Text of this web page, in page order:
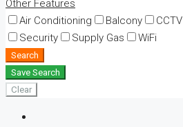
Other Features
Air Conditioning
Balcony CCTV
Security
Supply Gas WiFi
Search
Save Search
Clear